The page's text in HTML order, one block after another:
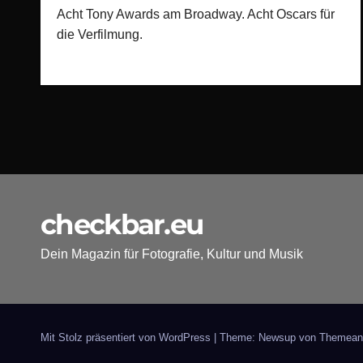
Acht Tony Awards am Broadway. Acht Oscars für
die Verfilmung.
checkbar.eu
Dein Magazin für Fotografie, Kultur und Musik
Mit Stolz präsentiert von WordPress Theme: Newsup von